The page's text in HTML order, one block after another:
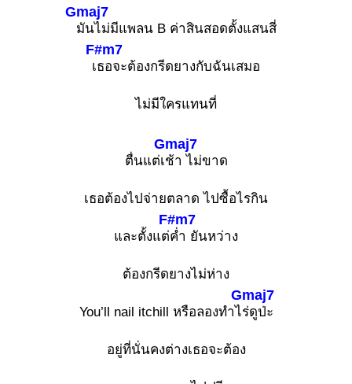
Gmaj7
มันไม่มีแพลน B ค่าสินสอดตั้งแสนสี่
เ
F#m7
ธอจะต้องกรีดยางกับฉันเสมอ
ไม่มีใครแทนที่
ตื่นแต่เ
Gmaj7
ช้า ไม่ขาด
เธอต้องไปจ่ายตลาด ไปซื้อไรกิน
และตั้งแต่
F#m7
ค่ำ ยันหว่าง
ต้องกรีดยางไม่ห่าง
You’ll nail itchill หรือลองทำไ
Gmaj7
ร่ดูป่ะ
อยู่ที่นั่นคงต่างเธอจะต้อง